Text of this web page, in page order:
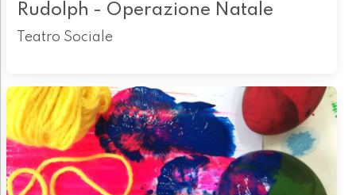
Rudolph - Operazione Natale
Teatro Sociale